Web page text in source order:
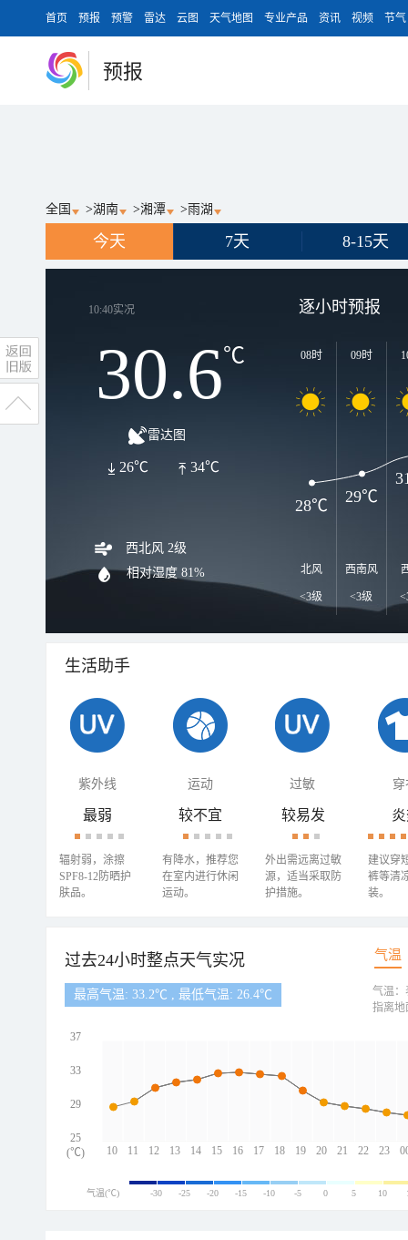
首页 预报 预警 雷达 云图 天气地图 专业产品 资讯 视频 节气
预报
全国 >湖南 >湘潭 >雨湖
今天 7天 8-15天
10:40实况
30.6℃
雷达图
34℃
26℃
西北风 2级
相对湿度 81%
逐小时预报
08时
北风
<3级
09时
西南风
<3级
28℃ 29℃
生活助手
紫外线 运动 过敏 穿
最弱
辐射弱，涂擦
SPF8-12防晒护
肤品。
较不宜
有降水，推荐您
在室内进行休闲
运动。
较易发
外出需远离过敏
源，适当采取防
护措施。
建议穿
裤等清
装。
过去24小时整点天气实况 气温
最高气温: 33.2℃ , 最低气温: 26.4℃
10 11 12 13 14 15 16 17 18 19 20 21 22 23
37
33
29
25
(℃)
气温：
指离地
气温(℃) -30 -25 -20 -15 -10 -5 0 5 10